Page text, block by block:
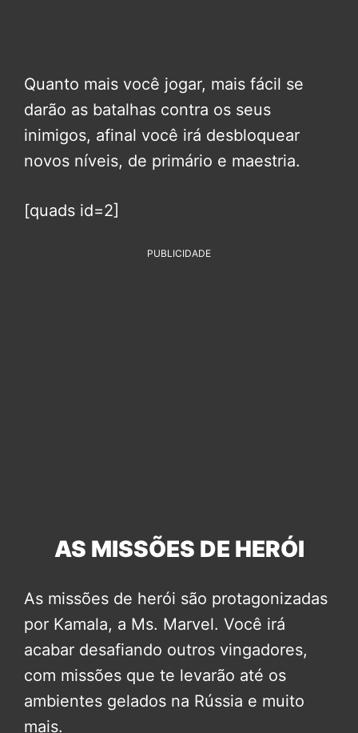
Quanto mais você jogar, mais fácil se
darão as batalhas contra os seus
inimigos, afinal você irá desbloquear
novos níveis, de primário e maestria.
[quads id=2]
PUBLICIDADE
AS MISSÕES DE HERÓI
As missões de herói são protagonizadas
por Kamala, a Ms. Marvel. Você irá
acabar desafiando outros vingadores,
com missões que te levarão até os
ambientes gelados na Rússia e muito
mais.